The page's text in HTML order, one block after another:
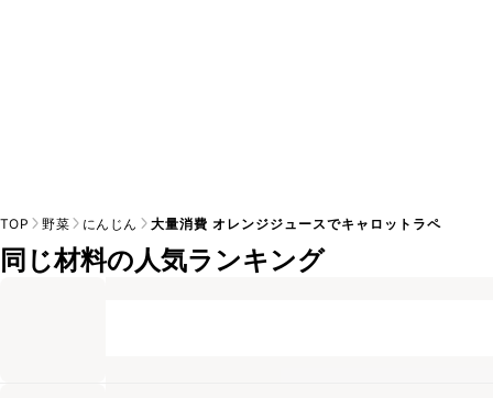
TOP 野菜 にんじん 大量消費 オレンジジュースでキャロットラペ
同じ材料の人気ランキング